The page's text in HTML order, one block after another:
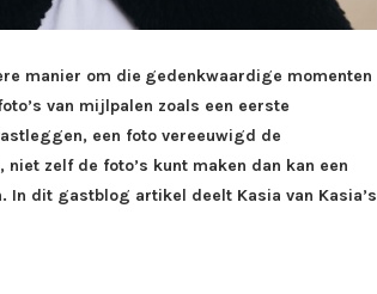
manier om die gedenkwaardige momenten
van mijlpalen zoals een eerste
een foto vereeuwigd de
zelf de foto’s kunt maken dan kan een
dit gastblog artikel deelt Kasia van Kasia’s